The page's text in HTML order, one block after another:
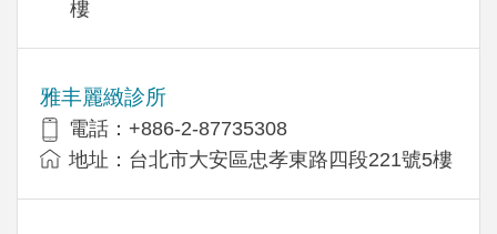
樓
雅丰麗緻診所
電話：+886-2-87735308
地址：台北市大安區忠孝東路四段221號5樓